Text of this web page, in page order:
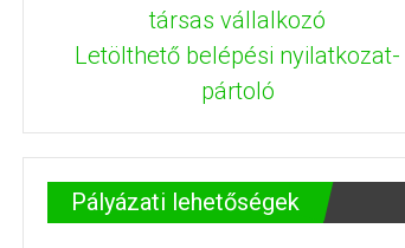
társas vállalkozó
Letölthető belépési nyilatkozat-
pártoló
Pályázati lehetőségek